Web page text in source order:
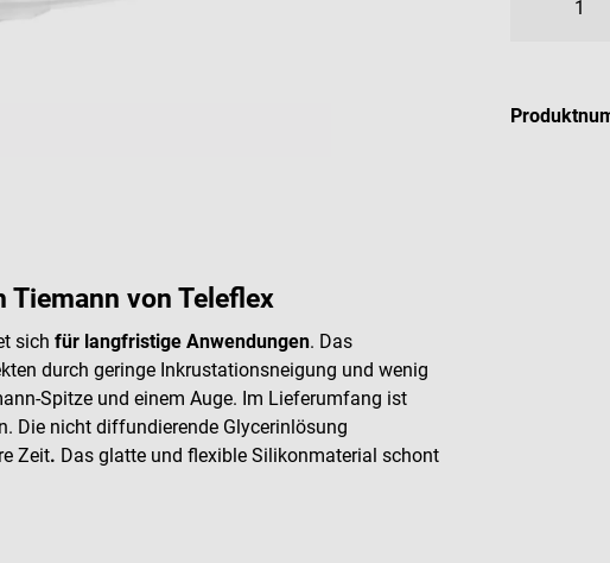
von Teleflex
sich für langfristige Anwendungen. Das
durch geringe Inkrustationsneigung und wenig
Spitze und einem Auge. Im Lieferumfang ist
Die nicht diffundierende Glycerinlösung
Zeit. Das glatte und flexible Silikonmaterial schont